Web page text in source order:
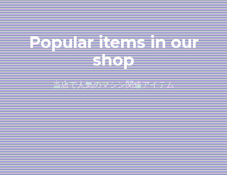
Popular items in our
shop
当店で人気のマシン関連アイテム